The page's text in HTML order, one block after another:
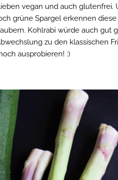
vegan und auch
grüne Spargel erkennen
Kohlrabi würde auch gut
zu den klassischen
ausprobieren! :)